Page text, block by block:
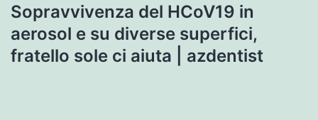
Sopravvivenza del HCoV19 in
aerosol e su diverse superfici,
fratello sole ci aiuta | azdentist